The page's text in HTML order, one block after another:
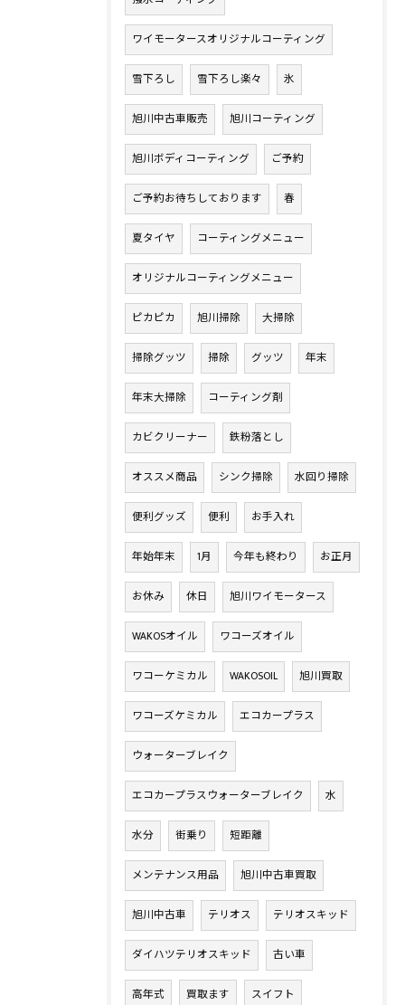
ワイモータースオリジナルコーティング
雪下ろし 雪下ろし楽々 氷
旭川中古車販売 旭川コーティング
旭川ボディコーティング ご予約
ご予約お待ちしております 春
夏タイヤ コーティングメニュー
オリジナルコーティングメニュー
ピカピカ 旭川掃除 大掃除
掃除グッツ 掃除 グッツ 年末
年末大掃除 コーティング剤
カビクリーナー 鉄粉落とし
オススメ商品 シンク掃除 水回り掃除
便利グッズ 便利 お手入れ
年始年末 1月 今年も終わり お正月
お休み 休日 旭川ワイモータース
WAKOSオイル ワコーズオイル
ワコーケミカル WAKOSOIL 旭川買取
ワコーズケミカル エコカープラス
ウォーターブレイク
エコカープラスウォーターブレイク 水
水分 街乗り 短距離
メンテナンス用品 旭川中古車買取
旭川中古車 テリオス テリオスキッド
ダイハツテリオスキッド 古い車
高年式 買取ます スイフト